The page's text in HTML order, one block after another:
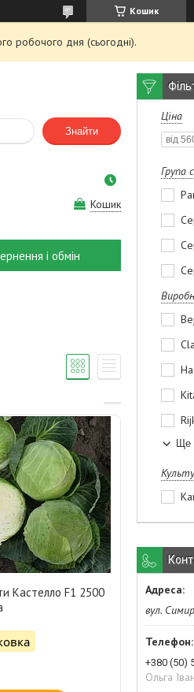
Кошик
робочого дня (сьогодні).
Знайти
Кошик
і обмін
Кастелло F1 2500
Ціна
Група
Ще
вул.
+380 (50)
Ольга